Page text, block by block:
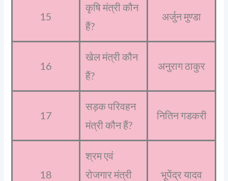
15
कृषि मंत्री कौन
हैं?
अर्जुन मुण्डा
16
खेल मंत्री कौन
हैं?
अनुराग ठाकुर
17
सड़क परिवहन
मंत्री कौन हैं?
नितिन गडकरी
18
श्रम एवं
रोजगार मंत्री
भूपेंद्र यादव